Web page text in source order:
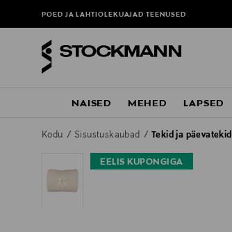
POED JA LAHTIOLEKUAJADTEENUSED
NAISED MEHED LAPSED
Kodu Sisustuskaubad Tekid ja päevatekid
EELIS KUPONGIGA